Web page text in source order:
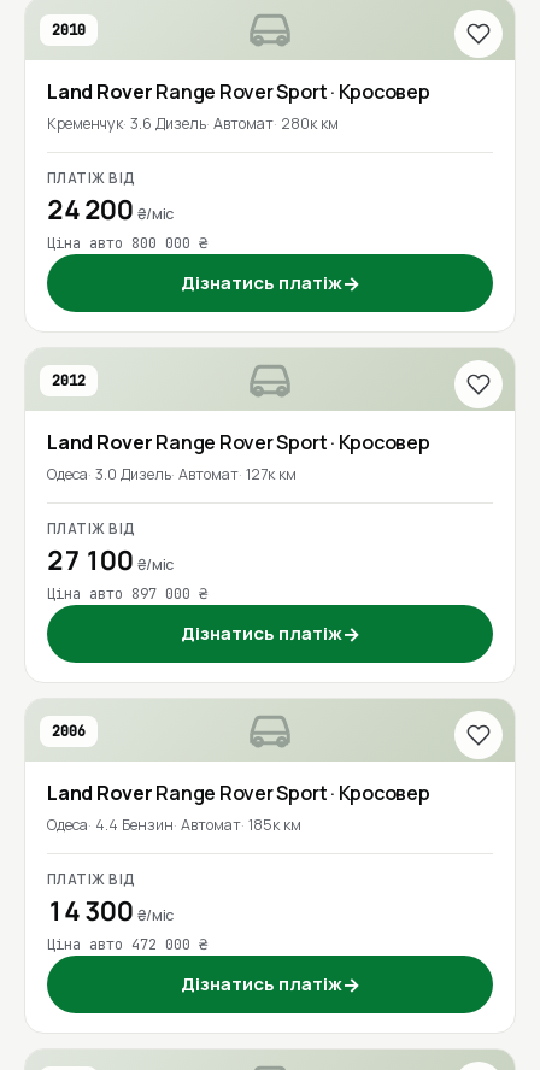
2010
Land RoverRange Rover Sport· Кросовер
Кременчук 3.6 Дизель Автомат 280к км
ПЛАТІЖ ВІД
24 200 ₴/міс
Ціна авто 800 000 ₴
Дізнатись платіж→
2012
Land RoverRange Rover Sport· Кросовер
Одеса 3.0 Дизель Автомат 127к км
ПЛАТІЖ ВІД
27 100 ₴/міс
Ціна авто 897 000 ₴
Дізнатись платіж→
2006
Land RoverRange Rover Sport· Кросовер
Одеса 4.4 Бензин Автомат 185к км
ПЛАТІЖ ВІД
14 300 ₴/міс
Ціна авто 472 000 ₴
Дізнатись платіж→